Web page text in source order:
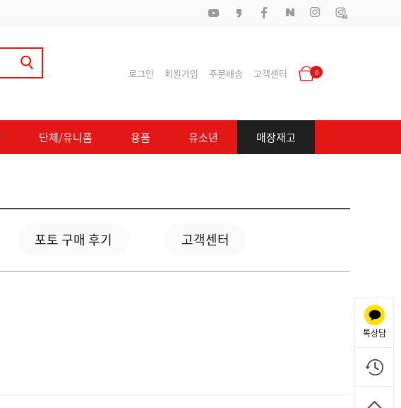
로그인 회원가입 주문배송 고객센터 0
단체/유니폼 용품 유소년 매장재고
포토 구매 후기 고객센터
톡상담